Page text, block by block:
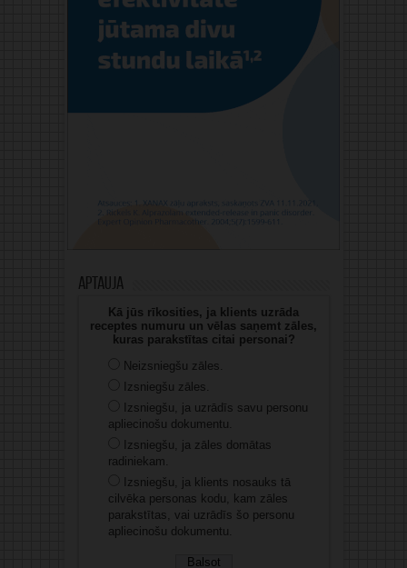
Aptauja
Kā jūs rīkosities, ja klients uzrāda
receptes numuru un vēlas saņemt zāles,
kuras parakstītas citai personai?
Neizsniegšu zāles.
Izsniegšu zāles.
Izsniegšu, ja uzrādīs savu personu
apliecinošu dokumentu.
Izsniegšu, ja zāles domātas
radiniekam.
Izsniegšu, ja klients nosauks tā
cilvēka personas kodu, kam zāles
parakstītas, vai uzrādīs šo personu
apliecinošu dokumentu.